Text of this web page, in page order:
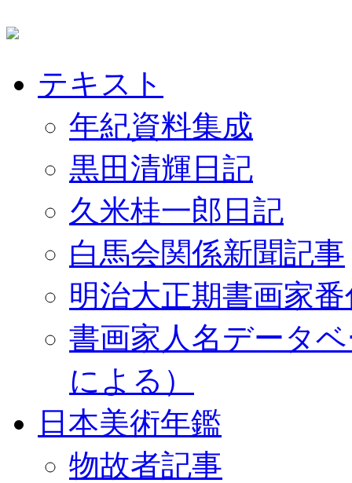
テキスト
年紀資料集成
黒田清輝日記
久米桂一郎日記
白馬会関係新聞記事
明治大正期書画家
書画家人名データ
による）
日本美術年鑑
物故者記事